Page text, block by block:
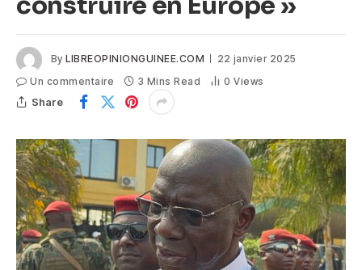
By LIBREOPINIONGUINEE.COM
22 janvier 2025
Un commentaire
3 Mins Read 0Views
Share